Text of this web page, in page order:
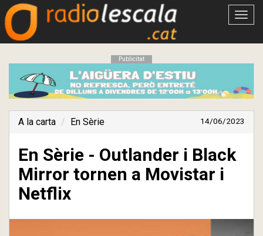
Obrir
Publicitat
A la carta En Sèrie 14/06/2023
En Sèrie - Outlander i Black
Mirror tornen a Movistar i
Netflix